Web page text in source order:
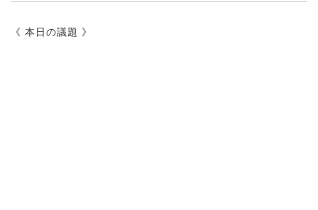
《 本日の議題 》